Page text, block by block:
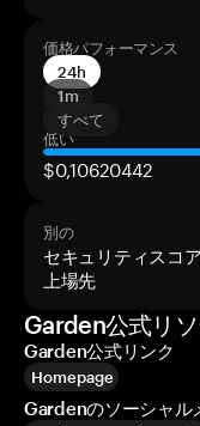
価格パフォーマンス
24h
1m
すべて
低い
$0,10620442
別の
セキュリティスコア
上場先
Garden公式リ
Garden公式リンク
Homepage
Gardenのソーシャル